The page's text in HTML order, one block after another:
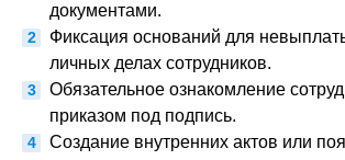
документами.
Фиксация оснований для
личных делах сотрудников.
Обязательное ознакомление
приказом под подпись.
Создание внутренних актов или